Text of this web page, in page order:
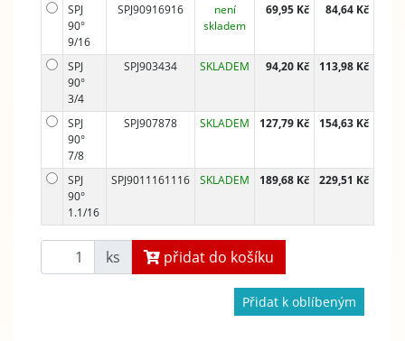
SPJ
90°
9/16
SPJ90916916
není
skladem
69,95 Kč 84,64 Kč
SPJ
90°
3/4
SPJ903434 SKLADEM 94,20 Kč 113,98 Kč
SPJ
90°
7/8
SPJ907878 SKLADEM 127,79 Kč 154,63 Kč
SPJ
90°
1.1/16
SPJ9011161116 SKLADEM 189,68 Kč 229,51 Kč
ks přidat do košíku
Přidat k oblíbeným